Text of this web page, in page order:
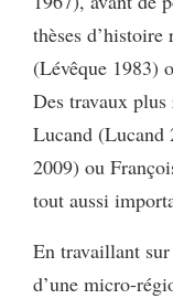
thèses
(Lévêque 1983)
Des travaux
Lucand (Lucand
2009) ou
tout aussi
En travaillant
d’une micro-